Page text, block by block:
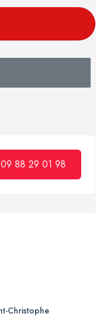
88 29 01 98
Christophe